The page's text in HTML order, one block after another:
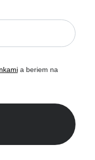
a beriem na